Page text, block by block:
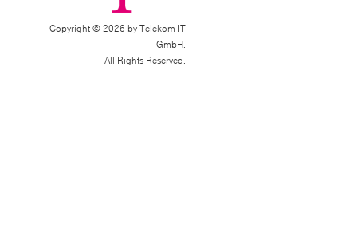
Copyright © 2026 by Telekom IT
GmbH.
All Rights Reserved.